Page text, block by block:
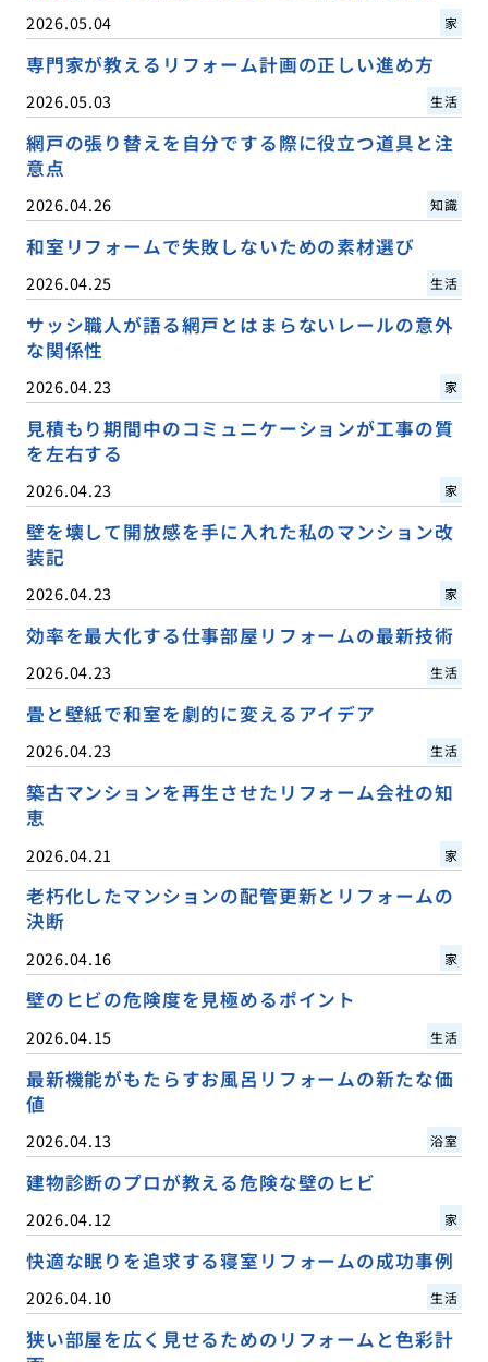
2026.05.04 家
専門家が教えるリフォーム計画の正しい進め方
2026.05.03 生活
網戸の張り替えを自分でする際に役立つ道具と注
意点
2026.04.26 知識
和室リフォームで失敗しないための素材選び
2026.04.25 生活
サッシ職人が語る網戸とはまらないレールの意外
な関係性
2026.04.23 家
見積もり期間中のコミュニケーションが工事の質
を左右する
2026.04.23 家
壁を壊して開放感を手に入れた私のマンション改
装記
2026.04.23 家
効率を最大化する仕事部屋リフォームの最新技術
2026.04.23 生活
畳と壁紙で和室を劇的に変えるアイデア
2026.04.23 生活
築古マンションを再生させたリフォーム会社の知
恵
2026.04.21 家
老朽化したマンションの配管更新とリフォームの
決断
2026.04.16 家
壁のヒビの危険度を見極めるポイント
2026.04.15 生活
最新機能がもたらすお風呂リフォームの新たな価
値
2026.04.13 浴室
建物診断のプロが教える危険な壁のヒビ
2026.04.12 家
快適な眠りを追求する寝室リフォームの成功事例
2026.04.10 生活
狭い部屋を広く見せるためのリフォームと色彩計